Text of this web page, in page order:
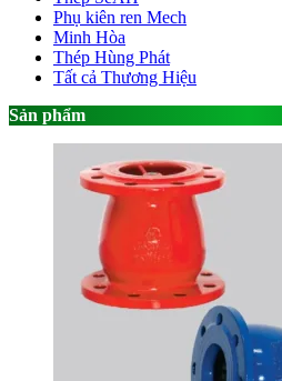
Phụ kiên ren Mech
Minh Hòa
Thép Hùng Phát
Tất cả Thương Hiệu
Sản phẩm